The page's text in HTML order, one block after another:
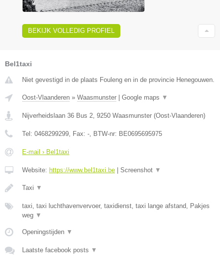
BEKIJK VOLLEDIG PROFIEL
Bel1taxi
Niet gevestigd in de plaats Fouleng en in de provincie Henegouwen.
Oost-Vlaanderen » Waasmunster Google maps ▼
Nijverheidslaan 36 Bus 2 9250 Waasmunster (Oost-Vlaanderen)
Tel: 0468299299 , Fax: - , BTW-nr: BE0695695975
E-mail › Bel1taxi
Website: https://www.bel1taxi.be Screenshot ▼
Taxi ▼
taxi, taxi luchthavenvervoer, taxidienst, taxi lange afstand, Pakjes
weg ▼
Openingstijden ▼
Laatste facebook posts ▼